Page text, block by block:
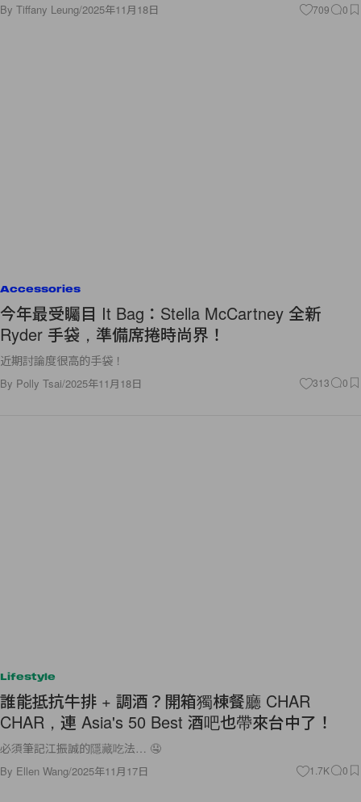
By Tiffany Leung/2025年11月18日 709 0
Accessories
今年最受矚目 It Bag：Stella McCartney 全新
Ryder 手袋，準備席捲時尚界！
近期討論度很高的手袋！
By Polly Tsai/2025年11月18日 313 0
Lifestyle
誰能抵抗牛排 + 調酒？開箱獨棟餐廳 CHAR
CHAR，連 Asia's 50 Best 酒吧也帶來台中了！
必須筆記江振誠的隱藏吃法… 🤤
By Ellen Wang/2025年11月17日 1.7K 0